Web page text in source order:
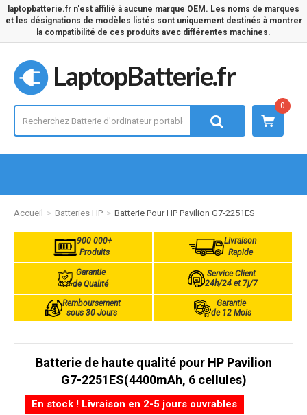
laptopbatterie.fr n'est affilié à aucune marque OEM. Les noms de marques
et les désignations de modèles listés sont uniquement destinés à montrer
la compatibilité de ces produits avec différentes machines.
LaptopBatterie.fr
0
Accueil Batteries HP Batterie Pour HP Pavilion G7-2251ES
900 000+
Produits
Livraison
Rapide
Garantie
de Qualité
Service Client
24h/24 et 7j/7
Remboursement
sous 30 Jours
Garantie
de 12 Mois
Batterie de haute qualité pour HP Pavilion
G7-2251ES(4400mAh, 6 cellules)
En stock ! Livraison en 2-5 jours ouvrables